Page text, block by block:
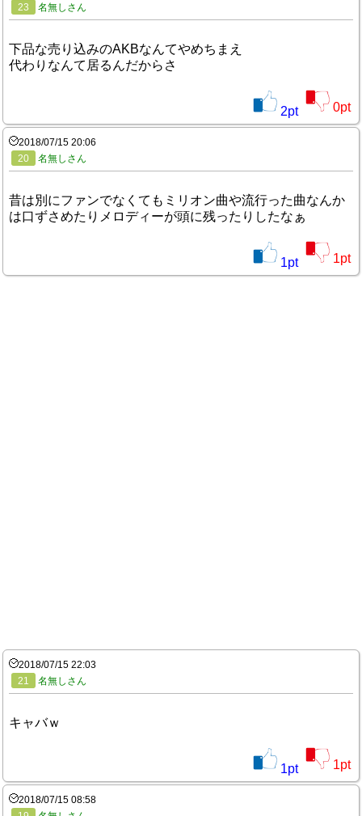
23
名無しさん
下品な売り込みのAKBなんてやめちまえ
代わりなんて居るんだからさ
2pt 0pt
2018/07/15 20:06
20
名無しさん
昔は別にファンでなくてもミリオン曲や流行った曲なんか
は口ずさめたりメロディーが頭に残ったりしたなぁ
1pt 1pt
2018/07/15 22:03
21
名無しさん
キャバｗ
1pt 1pt
2018/07/15 08:58